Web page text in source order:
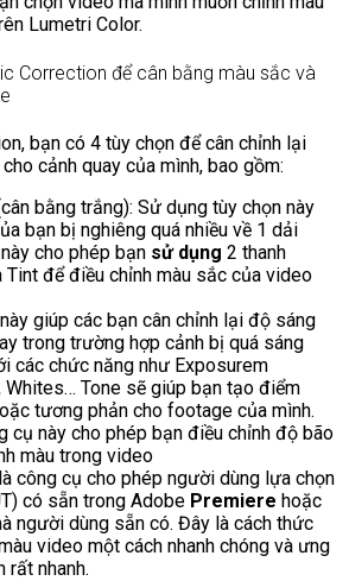
Lumetri Color.
Correction để cân bằng màu sắc và
bạn có 4 tùy chọn để cân chỉnh lại
cảnh quay của mình, bao gồm:
bằng trắng): Sử dụng tùy chọn này
bạn bị nghiêng quá nhiều về 1 dải
cho phép bạn sử dụng 2 thanh
Tint để điều chỉnh màu sắc của video
giúp các bạn cân chỉnh lại độ sáng
trong trường hợp cảnh bị quá sáng
các chức năng như Exposurem
Whites… Tone sẽ giúp bạn tạo điểm
tương phản cho footage của mình.
cụ này cho phép bạn điều chỉnh độ bão
màu trong video
công cụ cho phép người dùng lựa chọn
có sẵn trong Adobe Premiere hoặc
người dùng sẵn có. Đây là cách thức
video một cách nhanh chóng và ưng
rất nhanh.